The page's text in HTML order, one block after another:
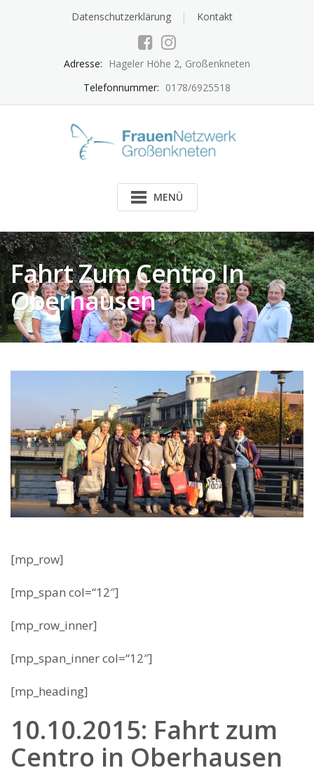
Datenschutzerklärung Kontakt
Adresse:
Hageler Höhe 2, Großenkneten
Telefonnummer: 0178/6925518
MENÜ
Fahrt Zum Centro In
Oberhausen
[mp_row]
[mp_span col=“12″]
[mp_row_inner]
[mp_span_inner col=“12″]
[mp_heading]
10.10.2015: Fahrt zum
Centro in Oberhausen